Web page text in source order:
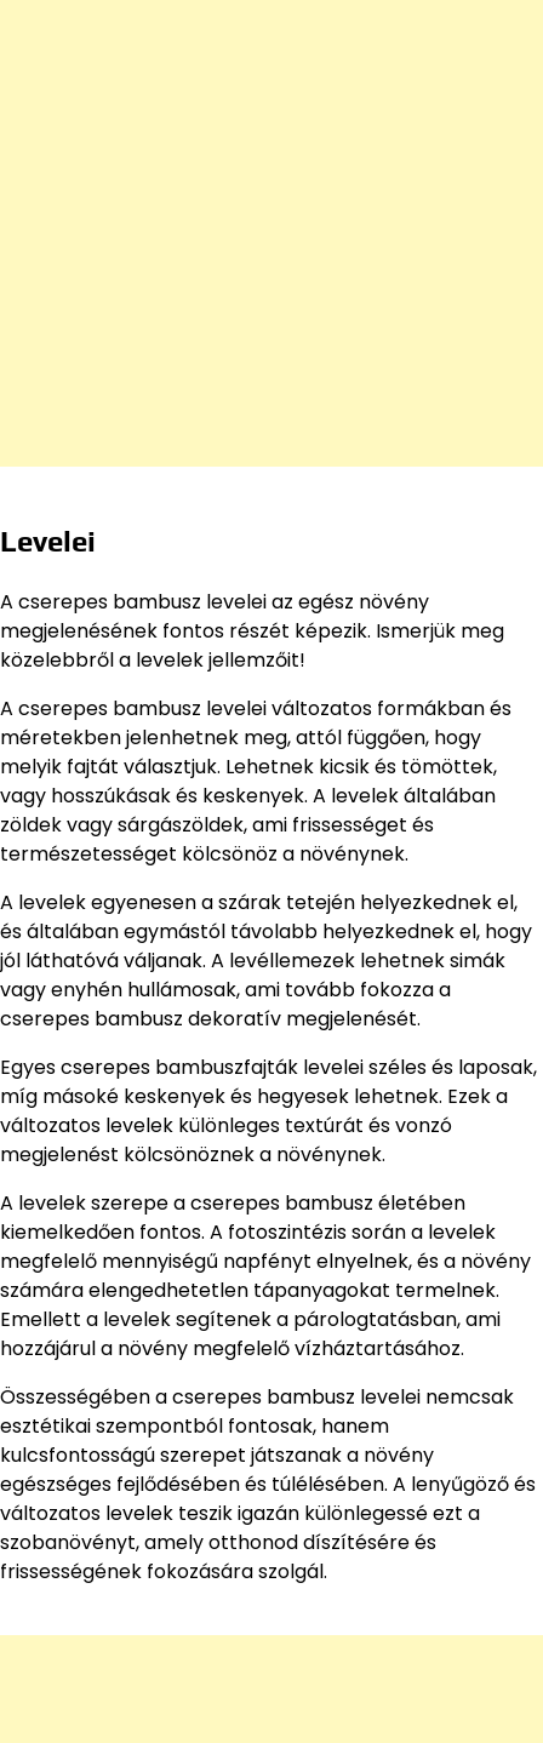
Levelei
A cserepes bambusz levelei az egész növény
megjelenésének fontos részét képezik. Ismerjük meg
közelebbről a levelek jellemzőit!
A cserepes bambusz levelei változatos formákban és
méretekben jelenhetnek meg, attól függően, hogy
melyik fajtát választjuk. Lehetnek kicsik és tömöttek,
vagy hosszúkásak és keskenyek. A levelek általában
zöldek vagy sárgászöldek, ami frissességet és
természetességet kölcsönöz a növénynek.
A levelek egyenesen a szárak tetején helyezkednek el,
és általában egymástól távolabb helyezkednek el, hogy
jól láthatóvá váljanak. A levéllemezek lehetnek simák
vagy enyhén hullámosak, ami tovább fokozza a
cserepes bambusz dekoratív megjelenését.
Egyes cserepes bambuszfajták levelei széles és laposak,
míg másoké keskenyek és hegyesek lehetnek. Ezek a
változatos levelek különleges textúrát és vonzó
megjelenést kölcsönöznek a növénynek.
A levelek szerepe a cserepes bambusz életében
kiemelkedően fontos. A fotoszintézis során a levelek
megfelelő mennyiségű napfényt elnyelnek, és a növény
számára elengedhetetlen tápanyagokat termelnek.
Emellett a levelek segítenek a párologtatásban, ami
hozzájárul a növény megfelelő vízháztartásához.
Összességében a cserepes bambusz levelei nemcsak
esztétikai szempontból fontosak, hanem
kulcsfontosságú szerepet játszanak a növény
egészséges fejlődésében és túlélésében. A lenyűgöző és
változatos levelek teszik igazán különlegessé ezt a
szobanövényt, amely otthonod díszítésére és
frissességének fokozására szolgál.